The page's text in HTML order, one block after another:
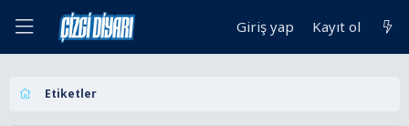
Giriş yap Kayıt ol
Etiketler